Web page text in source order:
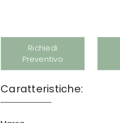
Richiedi
Preventivo
Caratteristiche: